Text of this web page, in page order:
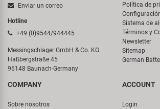
Enviar un correo
Hotline
+49 (0)9544/944445
Messingschlager GmbH & Co. KG
Haßbergstraße 45
96148 Baunach-Germany
Política de
Sistema de
Términos y
Newsletter
Sitemap
German
COMPANY
Sobre nosotros
ACCOUNT
Login